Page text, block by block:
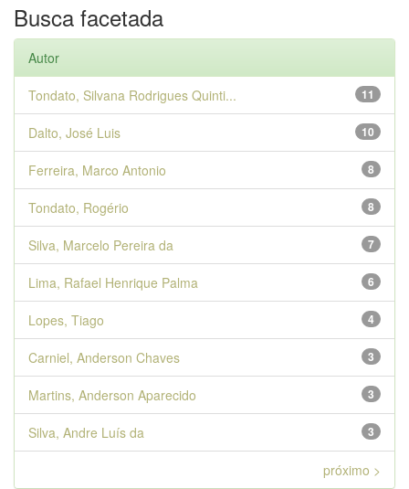
Busca facetada
Autor
11
Tondato, Silvana Rodrigues Quinti...
10
Dalto, José Luis
8
Ferreira, Marco Antonio
8
Tondato, Rogério
7
Silva, Marcelo Pereira da
6
Lima, Rafael Henrique Palma
4
Lopes, Tiago
3
Carniel, Anderson Chaves
3
Martins, Anderson Aparecido
3
Silva, Andre Luís da
próximo >